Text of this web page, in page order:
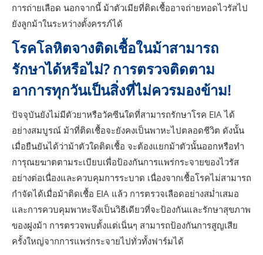
การถ่ายเลือด นอกจากนี้ ม้าตัวเมียที่ติดเชื้ออาจถ่ายทอดไวรัสไป
ยังลูกม้าในระหว่างตั้งครรภ์ได้
โรคโลหิตจางติดเชื้อในม้าสามารถ
รักษาได้หรือไม่? การตรวจติดตาม
อาการทุกวันเป็นสิ่งที่ไม่ควรมองข้าม!
ปัจจุบันยังไม่มีตัวยาหรือวัคซีนใดที่สามารถรักษาโรค EIA ได้
อย่างสมบูรณ์ ม้าที่ติดเชื้อจะยังคงเป็นพาหะไปตลอดชีวิต ดังนั้น
เมื่อยืนยันได้ว่าม้าตัวใดติดเชื้อ จะต้องแยกม้าตัวนั้นออกหรือทำ
การุณยฆาตตามระเบียบเพื่อป้องกันการแพร่กระจายของไวรัส
อย่างต่อเนื่องและควบคุมการระบาด เนื่องจากเชื้อโรคไม่สามารถ
กำจัดได้เมื่อม้าติดเชื้อ EIA แล้ว การตรวจเลือดอย่างสม่ำเสมอ
และการควบคุมพาหะจึงเป็นวิธีเดียวที่จะป้องกันและรักษาสุขภาพ
ของฝูงม้า การตรวจพบตั้งแต่เนิ่นๆ สามารถป้องกันการสูญเสีย
ครั้งใหญ่จากการแพร่กระจายไปทั่วทั้งฟาร์มได้